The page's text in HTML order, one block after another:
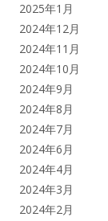
2025年1月
2024年12月
2024年11月
2024年10月
2024年9月
2024年8月
2024年7月
2024年6月
2024年4月
2024年3月
2024年2月